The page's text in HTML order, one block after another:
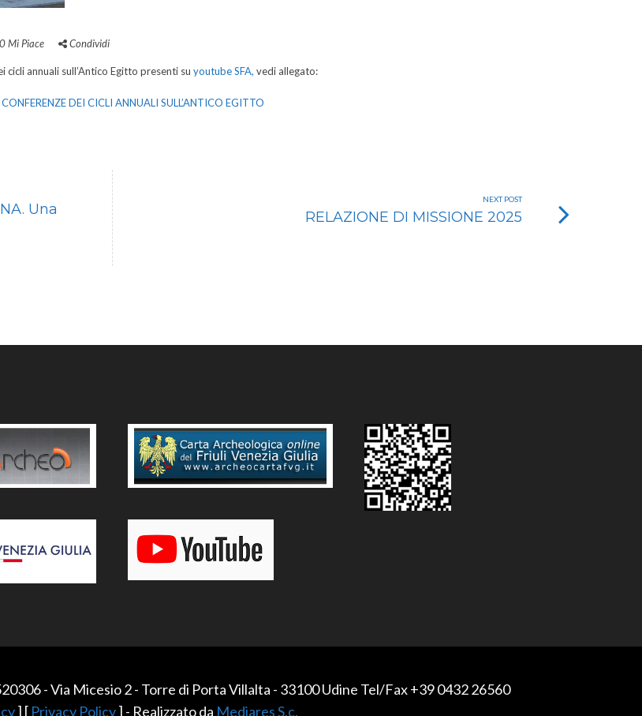
0Mi Piace Condividi
cicli annuali sull’Antico Egitto presenti su youtube SFA, vedi allegato:
DEI CICLI ANNUALI SULL’ANTICO EGITTO
Una
NEXT POST
RELAZIONE DI MISSIONE 2025
- Via Micesio 2 - Torre di Porta Villalta - 33100 Udine Tel/Fax +39 0432 26560
] [ Privacy Policy] - Realizzato da Mediares S.c.